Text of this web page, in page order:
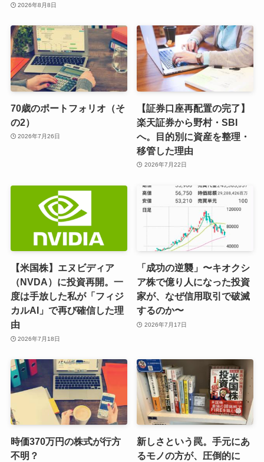
2026年8月8日
70歳のポートフォリオ（そ
の2）
2026年7月26日
【証券口座再配置の完了】
楽天証券から野村・SBI
へ。目的別に資産を整理・
移管した理由
2026年7月22日
【米国株】エヌビディア
（NVDA）に投資再開。一
度は手放した私が「フィジ
カルAI」で再び確信した理
由
2026年7月18日
「成功の逆襲」〜キオクシ
ア株で億り人になった投資
家が、なぜ信用取引で破滅
するのか〜
2026年7月17日
時価370万円の株式が行方
不明？
新しさという罠。手元にあ
るモノの方が、圧倒的に